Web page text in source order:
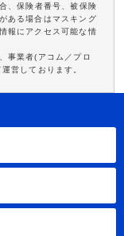
、保険者番号、被保険
ある場合はマスキング
報にアクセス可能な情
事業者(アコム／プロ
営しております。